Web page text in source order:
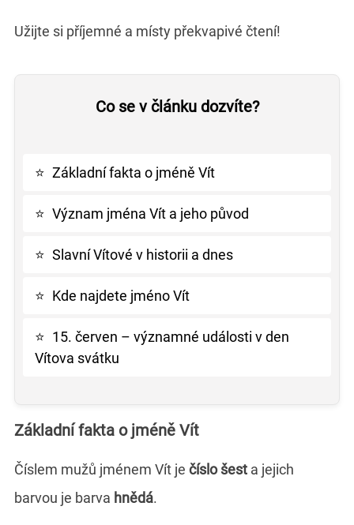
Užijte si příjemné a místy překvapivé čtení!
Co se v článku dozvíte?
⭐ Základní fakta o jméně Vít
⭐ Význam jména Vít a jeho původ
⭐ Slavní Vítové v historii a dnes
⭐ Kde najdete jméno Vít
⭐ 15. červen – významné události v den
Vítova svátku
Základní fakta o jméně Vít
Číslem mužů jménem Vít je číslo šest a jejich
barvou je barva hnědá.